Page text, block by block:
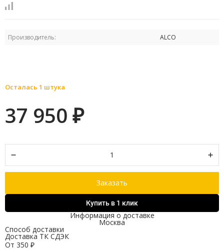
Производитель: ALCO
Осталась 1 штука
37 950 ₽
Заказать
Купить в 1 клик
Информация о доставке
Москва
Способ доставки
Доставка ТК СДЭК
От 350 ₽